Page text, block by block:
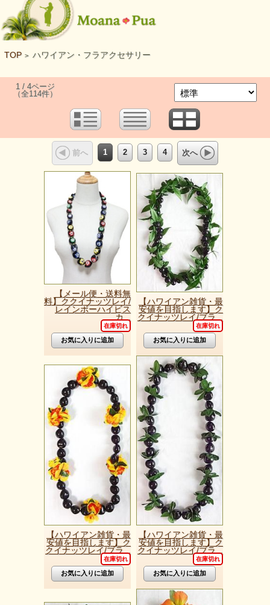
TOP > ハワイアン・フラアクセサリー
1 / 4ページ
（全114件）
前へ 1 2 3 4 次へ
【メール便・送料無
料】ククイナッツレイ/
レインボーハイビス
カ...
在庫切れ
【ハワイアン雑貨・最
安値を目指します】ク
クイナッツレイ/ブラ...
在庫切れ
【ハワイアン雑貨・最
安値を目指します】ク
クイナッツレイ/ブラ...
在庫切れ
【ハワイアン雑貨・最
安値を目指します】ク
クイナッツレイ/ブラ...
在庫切れ